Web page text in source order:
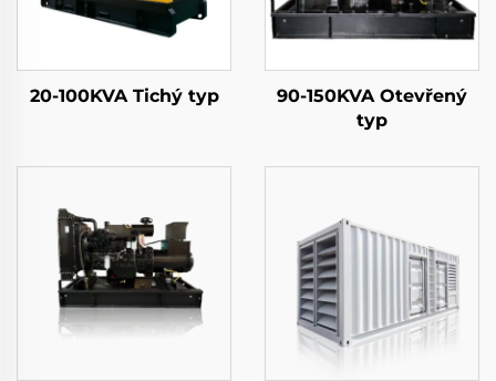
20-100KVA Tichý typ
90-150KVA Otevřený
typ